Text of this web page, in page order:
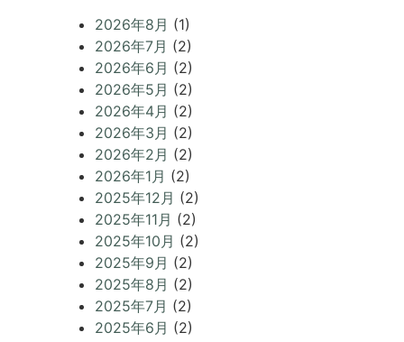
2026年8月 (1)
2026年7月 (2)
2026年6月 (2)
2026年5月 (2)
2026年4月 (2)
2026年3月 (2)
2026年2月 (2)
2026年1月 (2)
2025年12月 (2)
2025年11月 (2)
2025年10月 (2)
2025年9月 (2)
2025年8月 (2)
2025年7月 (2)
2025年6月 (2)